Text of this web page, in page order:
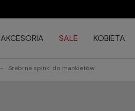
AKCESORIA SALE KOBIETA
Srebrne spinki do mankietów